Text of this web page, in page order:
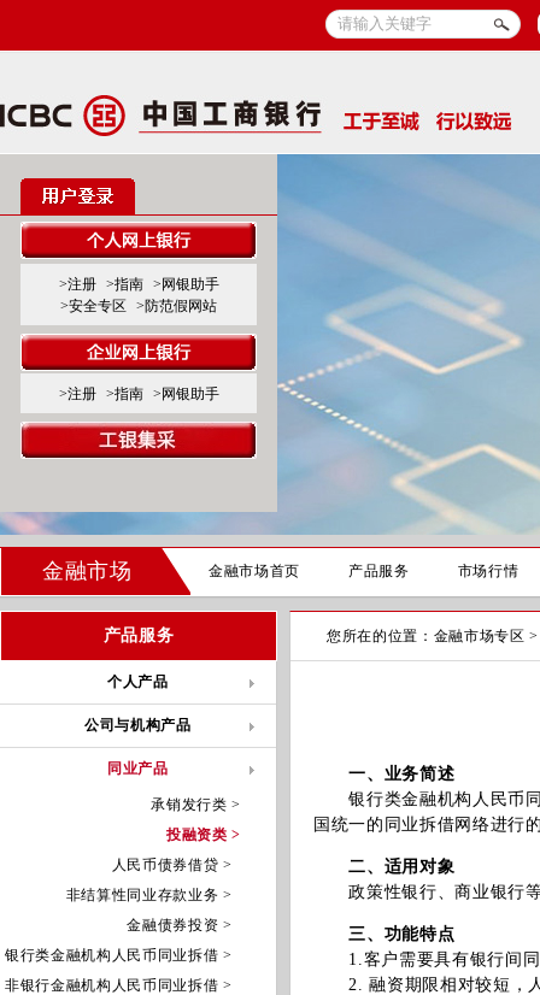
>注册 >指南
>网银助手
>安全专区
>防范假网站
>注册 >指南 >网银助手
金融市场 金融市场首页 产品服务 市场行情
产品服务
个人产品
公司与机构产品
同业产品
承销发行类 >
投融资类 >
人民币债券借贷 >
非结算性同业存款业务 >
金融债券投资 >
银行类金融机构人民币同业拆借 >
非银行金融机构人民币同业拆借 >
您所在的位置： 金融市场专区
一、业务简述
银行类金融机构人民币同
国统一的同业拆借网络进行
二、适用对象
政策性银行、商业银行等
三、功能特点
1.客户需要具有银行间同
2. 融资期限相对较短，人